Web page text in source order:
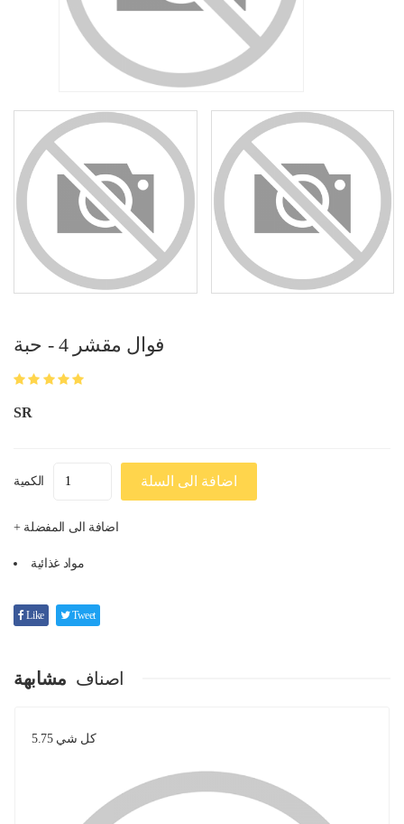
فوال مقشر 4 - حبة
SR
الكمية اضافة الى السلة
+ اضافة الى المفضلة
مواد غذائية
Like Tweet
اصناف مشابهة
كل شي 5.75